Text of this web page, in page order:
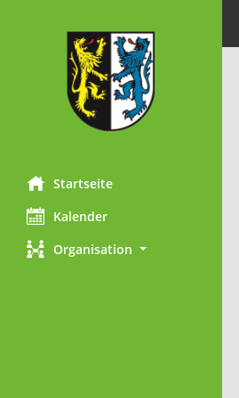
Startseite
Kalender
Organisation